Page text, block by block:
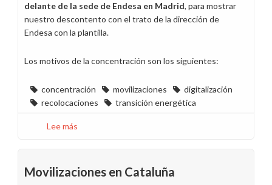
delante de la sede de Endesa en Madrid, para mostrar
nuestro descontento con el trato de la dirección de
Endesa con la plantilla.
Los motivos de la concentración son los siguientes:
concentración movilizaciones
digitalización
recolocaciones
transición energética
Lee más
hoy
su
Movilizaciones en Cataluña